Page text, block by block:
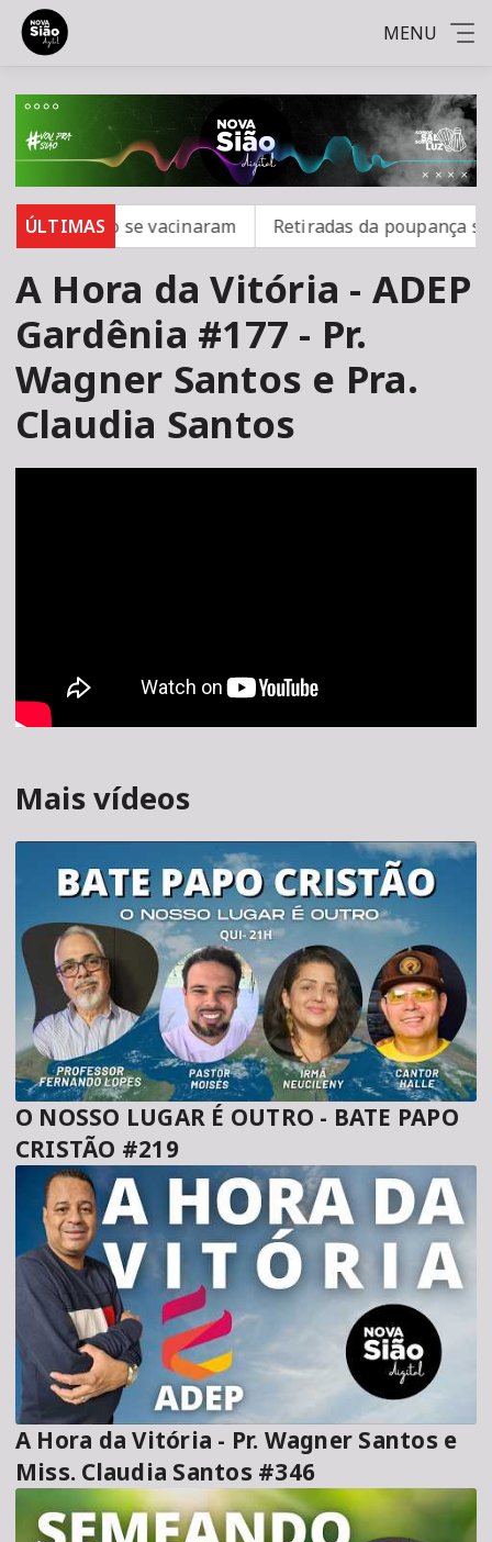
MENU
ÚLTIMAS
16 não se vacinaram Retiradas da poupança
A Hora da Vitória - ADEP
Gardênia #177 - Pr.
Wagner Santos e Pra.
Claudia Santos
Mais vídeos
O NOSSO LUGAR É OUTRO - BATE PAPO
CRISTÃO #219
A Hora da Vitória - Pr. Wagner Santos e
Miss. Claudia Santos #346